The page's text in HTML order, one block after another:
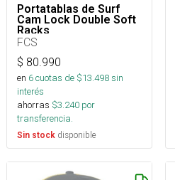
Portatablas de Surf
Cam Lock Double Soft
Racks
FCS
$ 80.990
en 6cuotas de $13.498sin
interés
ahorras $3.240 por
transferencia.
Sin stock disponible